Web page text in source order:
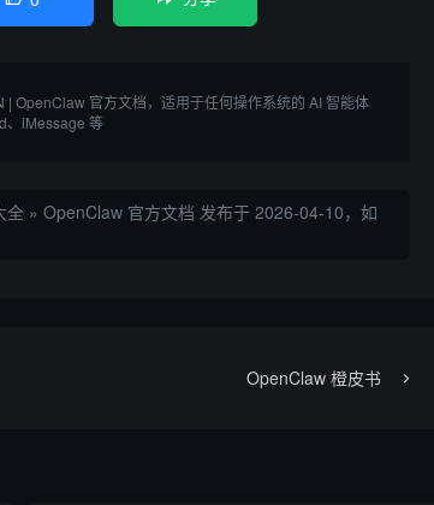
OpenClaw 官方文档，适用于任何操作系统的 AI 智能体
、iMessage 等
全 » OpenClaw 官方文档 发布于 2026-04-10，如
OpenClaw 橙皮书